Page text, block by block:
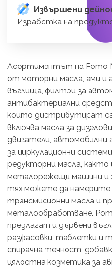
Извършени
Изработка на
Асортиментът на Рото
от моторни масла, ами и
въглища, филтри за
антибактериални
които дистрибутират
включва масла за
двигатели, автомобилни
за циркулационни
редукторни масла, както
металорежещи машини и
тях можете да намерите
трансмисионни масла и
металообработване.
предлагат и дървени
разфасовки, таблетки и
спирачна течност,
цялостна козметика за